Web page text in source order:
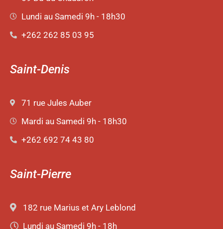
Lundi au Samedi 9h - 18h30
+262 262 85 03 95
Saint-Denis
71 rue Jules Auber
Mardi au Samedi 9h - 18h30
+262 692 74 43 80
Saint-Pierre
182 rue Marius et Ary Leblond
Lundi au Samedi 9h - 18h